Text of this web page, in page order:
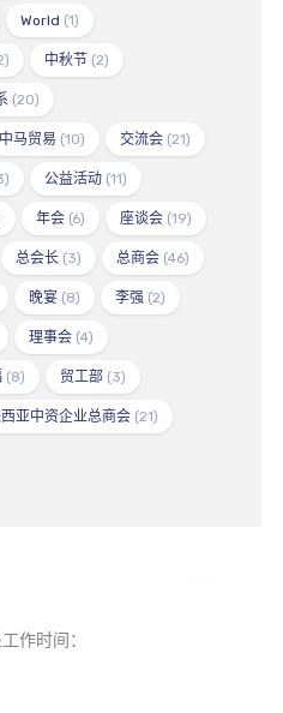
World (1)
中秋节(2)
(20)
中马贸易 (10) 交流会(21)
公益活动(11)
年会(6) 座谈会(19)
总会长(3) 总商会(46)
晚宴(8) 李强 (2)
理事会(4)
(8) 贸工部(3)
亚中资企业总商会(21)
作时间：